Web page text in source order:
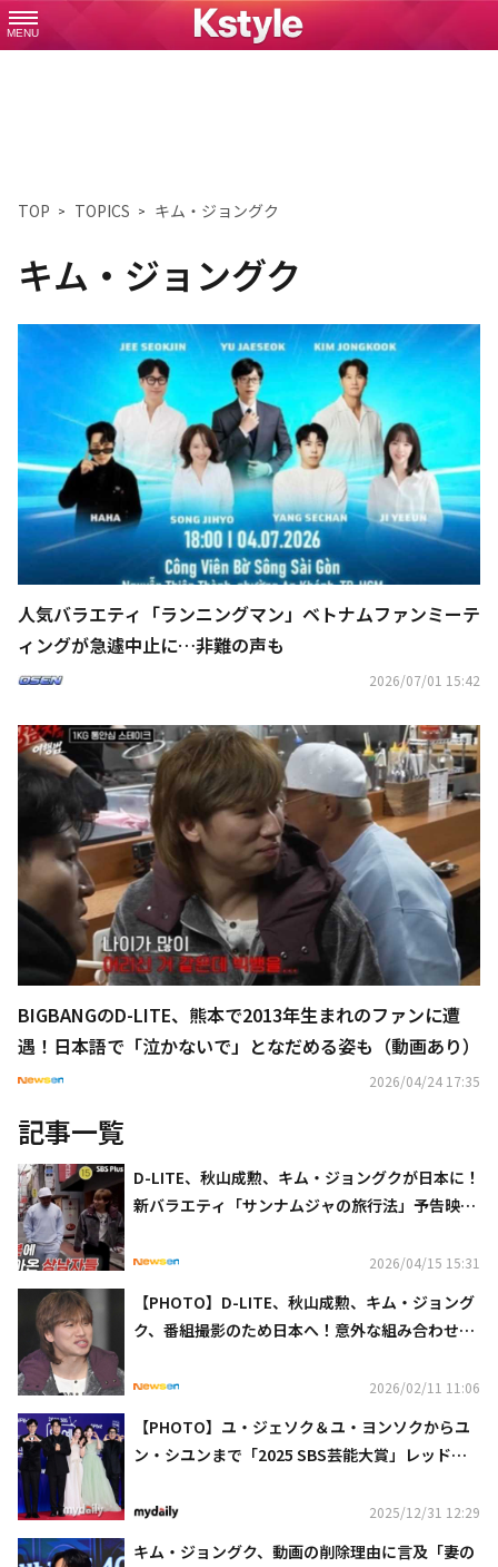
MENU
TOP TOPICS キム・ジョングク
キム・ジョングク
人気バラエティ「ランニングマン」ベトナムファンミーテ
ィングが急遽中止に…非難の声も
2026/07/01 15:42
BIGBANGのD-LITE、熊本で2013年生まれのファンに遭
遇！日本語で「泣かないで」となだめる姿も（動画あり）
2026/04/24 17:35
記事一覧
D-LITE、秋山成勲、キム・ジョングクが日本に！
新バラエティ「サンナムジャの旅行法」予告映像
2026/04/15 15:31
【PHOTO】D-LITE、秋山成勲、キム・ジョング
ク、番組撮影のため日本へ！意外な組み合わせに
2026/02/11 11:06
【PHOTO】ユ・ジェソク＆ユ・ヨンソクからユ
ン・シユンまで「2025 SBS芸能大賞」レッドカ
2025/12/31 12:29
キム・ジョングク、動画の削除理由に言及「妻の